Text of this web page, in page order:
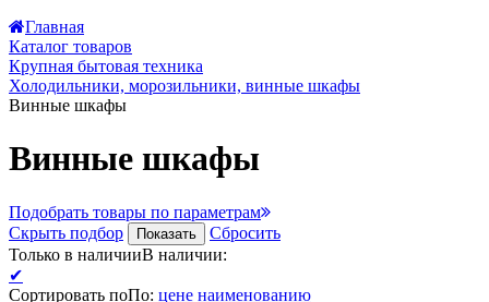
Главная
Каталог товаров
Крупная бытовая техника
Холодильники, морозильники, винные шкафы
Винные шкафы
Винные шкафы
Подобрать товары по параметрам
Скрыть подбор
Показать
Сбросить
Только в наличииВ наличии:
✔
Сортировать поПо: цене наименованию